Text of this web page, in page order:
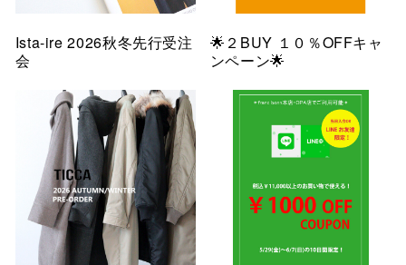
Ista-ire 2026秋冬先行受注
会
🌟２BUY １０％OFFキャ
ンペーン🌟